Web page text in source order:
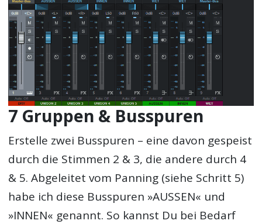
7 Gruppen & Busspuren
Erstelle zwei Busspuren – eine davon gespeist
durch die Stimmen 2 & 3, die andere durch 4
& 5. Abgeleitet vom Panning (siehe Schritt 5)
habe ich diese Busspuren »AUSSEN« und
»INNEN« genannt. So kannst Du bei Bedarf